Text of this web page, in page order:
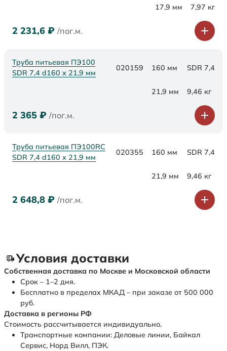
17,9 мм 7,97 кг
2 231,6 ₽ /пог.м.
Труба питьевая ПЭ100
SDR 7,4 d160 х 21,9 мм
020159 160 мм SDR 7,4
21,9 мм 9,46 кг
2 365 ₽ /пог.м.
Труба питьевая ПЭ100RC
SDR 7,4 d160 х 21,9 мм
020355 160 мм SDR 7,4
21,9 мм 9,46 кг
2 648,8 ₽ /пог.м.
Условия доставки
Собственная доставка по Москве и Московской области
Срок – 1–2 дня.
Бесплатно в пределах МКАД – при заказе от 500 000
руб.
Доставка в регионы РФ
Стоимость рассчитывается индивидуально.
Транспортные компании: Деловые линии, Байкал
Сервис, Норд Вилл, ПЭК.